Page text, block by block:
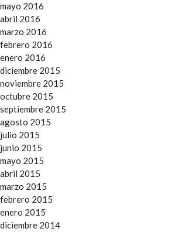
mayo 2016
abril 2016
marzo 2016
febrero 2016
enero 2016
diciembre 2015
noviembre 2015
octubre 2015
septiembre 2015
agosto 2015
julio 2015
junio 2015
mayo 2015
abril 2015
marzo 2015
febrero 2015
enero 2015
diciembre 2014